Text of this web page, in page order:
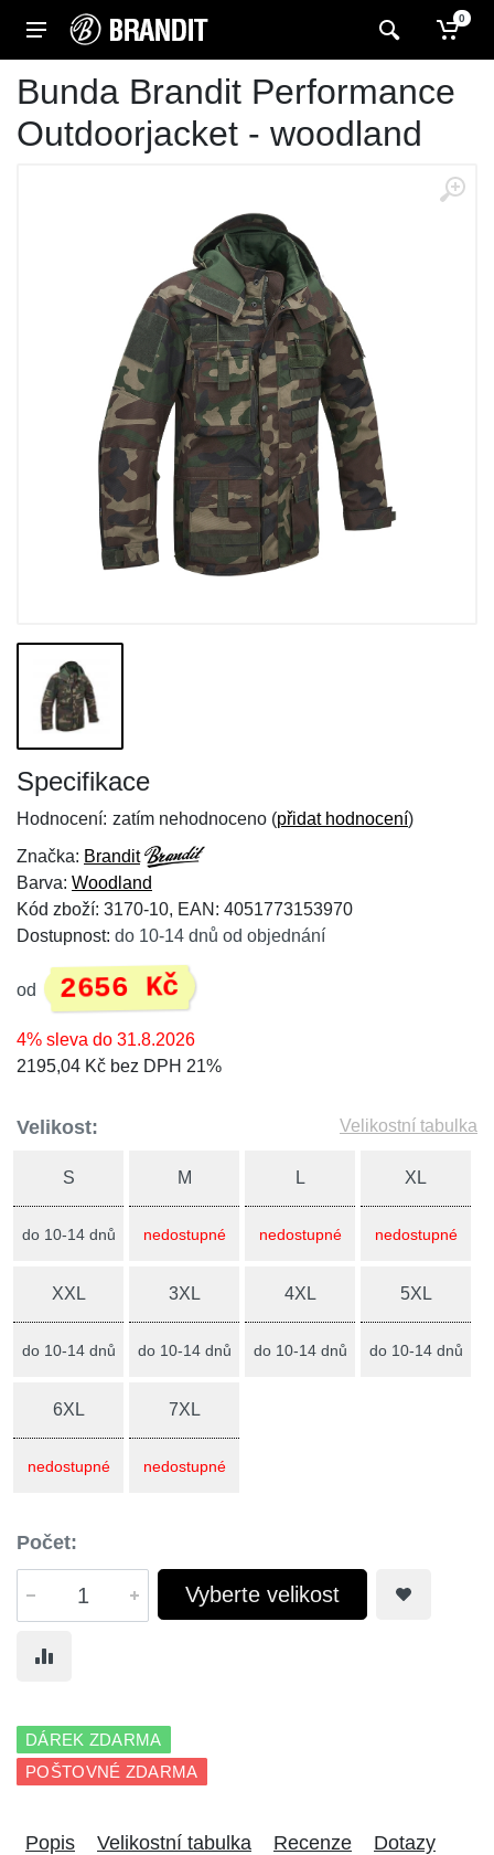
0
Bunda Brandit Performance
Outdoorjacket - woodland
Specifikace
Hodnocení: zatím nehodnoceno (přidat hodnocení)
Značka: Brandit
Barva: Woodland
Kód zboží: 3170-10, EAN: 4051773153970
Dostupnost: do 10-14 dnů od objednání
od 2656 Kč
4% sleva do 31.8.2026
2195,04 Kč bez DPH 21%
Velikost: Velikostní tabulka
S
do 10-14 dnů
M
nedostupné
L
nedostupné
XL
nedostupné
XXL
do 10-14 dnů
3XL
do 10-14 dnů
4XL
do 10-14 dnů
5XL
do 10-14 dnů
6XL
nedostupné
7XL
nedostupné
Počet:
Vyberte velikost
DÁREK ZDARMA
POŠTOVNÉ ZDARMA
Popis Velikostní tabulka Recenze Dotazy